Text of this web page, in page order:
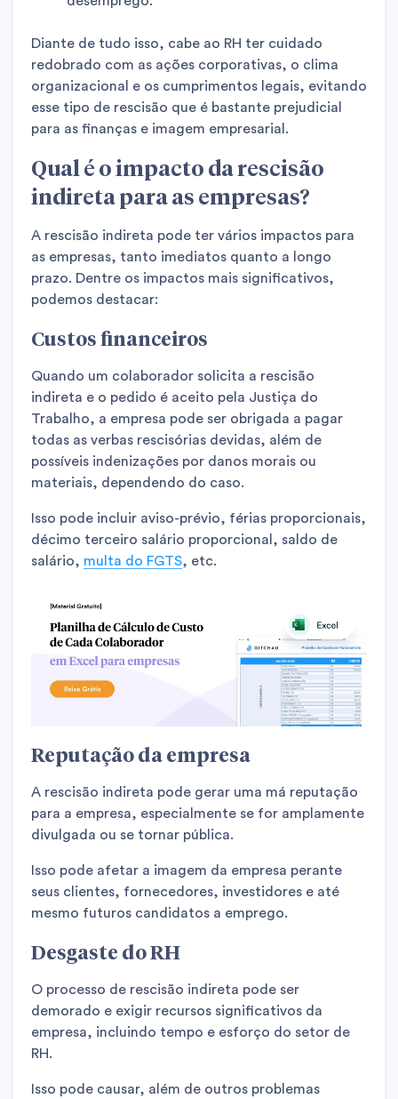
Diante de tudo isso, cabe ao RH ter cuidado
redobrado com as ações corporativas, o clima
organizacional e os cumprimentos legais, evitando
esse tipo de rescisão que é bastante prejudicial
para as finanças e imagem empresarial.
Qual é o impacto da rescisão
indireta para as empresas?
A rescisão indireta pode ter vários impactos para
as empresas, tanto imediatos quanto a longo
prazo. Dentre os impactos mais significativos,
podemos destacar:
Custos financeiros
Quando um colaborador solicita a rescisão
indireta e o pedido é aceito pela Justiça do
Trabalho, a empresa pode ser obrigada a pagar
todas as verbas rescisórias devidas, além de
possíveis indenizações por danos morais ou
materiais, dependendo do caso.
Isso pode incluir aviso-prévio, férias proporcionais,
décimo terceiro salário proporcional, saldo de
salário, multa do FGTS, etc.
Reputação da empresa
A rescisão indireta pode gerar uma má reputação
para a empresa, especialmente se for amplamente
divulgada ou se tornar pública.
Isso pode afetar a imagem da empresa perante
seus clientes, fornecedores, investidores e até
mesmo futuros candidatos a emprego.
Desgaste do RH
O processo de rescisão indireta pode ser
demorado e exigir recursos significativos da
empresa, incluindo tempo e esforço do setor de
RH.
Isso pode causar, além de outros problemas